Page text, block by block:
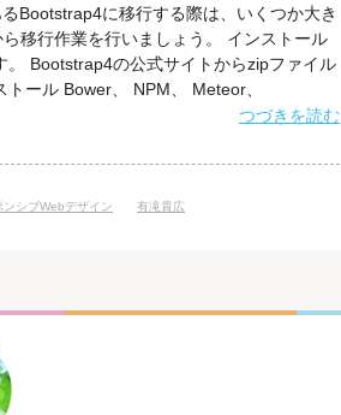
Bootstrap4に移行する際は、いくつか大き
移行作業を行いましょう。 インストール
Bootstrap4の公式サイトからzipファイル
ール Bower、 NPM、 Meteor、
ールが可能です。パッケージマネージャー
つづきを読む
ンシブWebデザイン 有滝貴広